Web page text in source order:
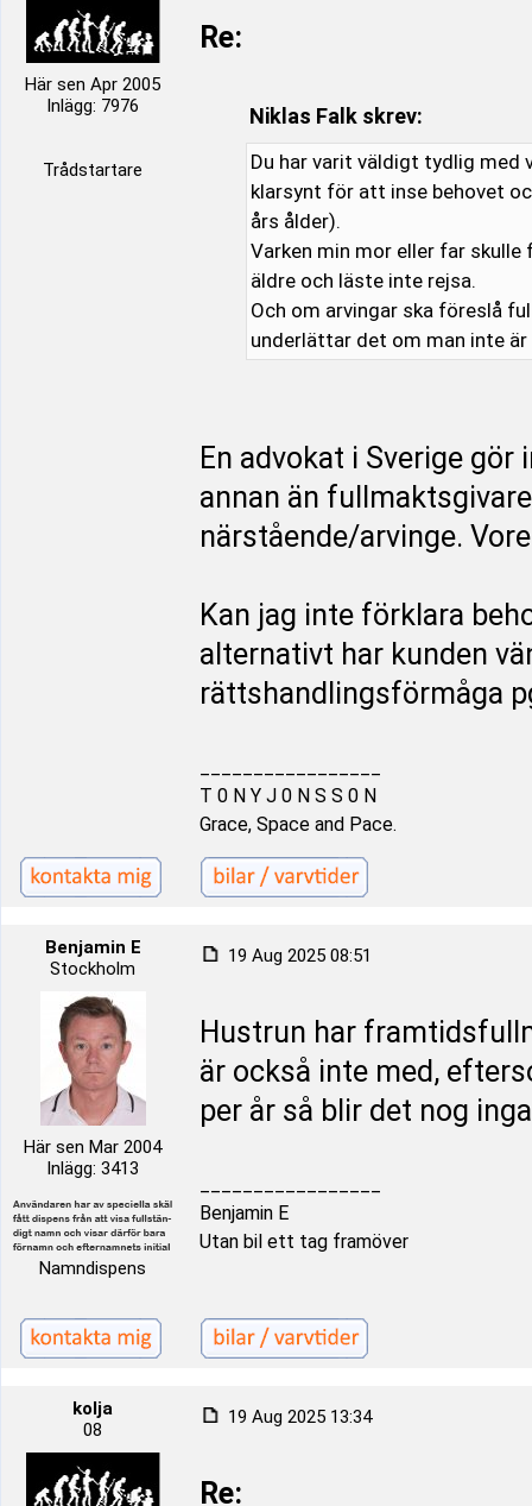
Här sen Apr 2005
Inlägg: 7976
Trådstartare
Re:
Niklas Falk skrev:
Du har varit väldigt tydlig med
klarsynt för att inse behovet
års ålder).
Varken min mor eller far
äldre och läste inte rejsa.
Och om arvingar ska föreslå
underlättar det om man inte är
En advokat i Sverige
annan än
närstående/arvinge.
Kan jag inte förklara
alternativt har kunden
rättshandlingsförmåga
T 0 N Y J 0 N S S 0 N
Grace, Space and Pace.
Benjamin E
Stockholm
Här sen Mar 2004
Inlägg: 3413
Namndispens
19 Aug 2025 08:51
Hustrun har
är också inte med,
per år så blir det nog
Benjamin E
Utan bil ett tag framöver
kolja
08
19 Aug 2025 13:34
Re: